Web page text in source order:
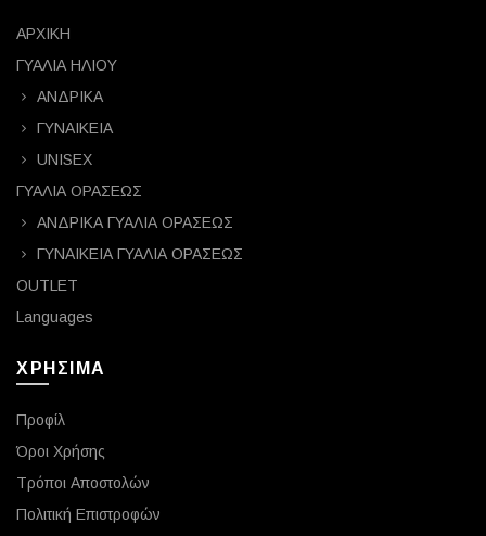
ΑΡΧΙΚΗ
ΓΥΑΛΙΑ ΗΛΙΟΥ
ΑΝΔΡΙΚΑ
ΓΥΝΑΙΚΕΙΑ
UNISEX
ΓΥΑΛΙΑ ΟΡΑΣΕΩΣ
ΑΝΔΡΙΚΑ ΓΥΑΛΙΑ ΟΡΑΣΕΩΣ
ΓΥΝΑΙΚΕΙΑ ΓΥΑΛΙΑ ΟΡΑΣΕΩΣ
OUTLET
Languages
ΧΡΗΣΙΜΑ
Προφίλ
Όροι Χρήσης
Τρόποι Αποστολών
Πολιτική Επιστροφών